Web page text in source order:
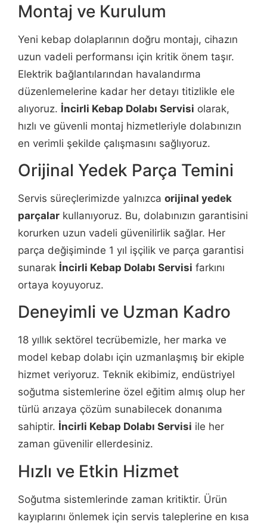
Montaj ve Kurulum
Yeni kebap dolaplarının doğru montajı, cihazın
uzun vadeli performansı için kritik önem taşır.
Elektrik bağlantılarından havalandırma
düzenlemelerine kadar her detayı titizlikle ele
alıyoruz. İncirli Kebap Dolabı Servisi olarak,
hızlı ve güvenli montaj hizmetleriyle dolabınızın
en verimli şekilde çalışmasını sağlıyoruz.
Orijinal Yedek Parça Temini
Servis süreçlerimizde yalnızca orijinal yedek
parçalar kullanıyoruz. Bu, dolabınızın garantisini
korurken uzun vadeli güvenilirlik sağlar. Her
parça değişiminde 1 yıl işçilik ve parça garantisi
sunarak İncirli Kebap Dolabı Servisi farkını
ortaya koyuyoruz.
Deneyimli ve Uzman Kadro
18 yıllık sektörel tecrübemizle, her marka ve
model kebap dolabı için uzmanlaşmış bir ekiple
hizmet veriyoruz. Teknik ekibimiz, endüstriyel
soğutma sistemlerine özel eğitim almış olup her
türlü arızaya çözüm sunabilecek donanıma
sahiptir. İncirli Kebap Dolabı Servisi ile her
zaman güvenilir ellerdesiniz.
Hızlı ve Etkin Hizmet
Soğutma sistemlerinde zaman kritiktir. Ürün
kayıplarını önlemek için servis taleplerine en kısa